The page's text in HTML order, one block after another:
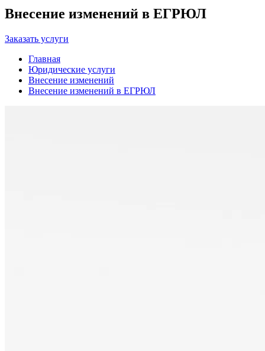
Внесение изменений в ЕГРЮЛ
Заказать услуги
Главная
Юридические услуги
Внесение изменений
Внесение изменений в ЕГРЮЛ